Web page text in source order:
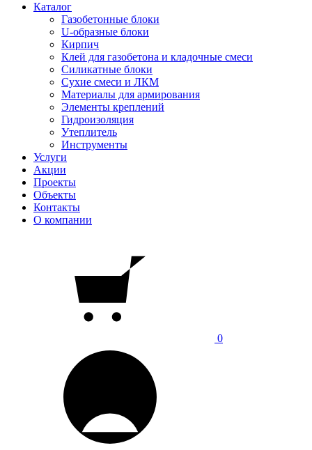
Каталог
Газобетонные блоки
U-образные блоки
Кирпич
Клей для газобетона и кладочные смеси
Силикатные блоки
Сухие смеси и ЛКМ
Материалы для армирования
Элементы креплений
Гидроизоляция
Утеплитель
Инструменты
Услуги
Акции
Проекты
Объекты
Контакты
О компании
0